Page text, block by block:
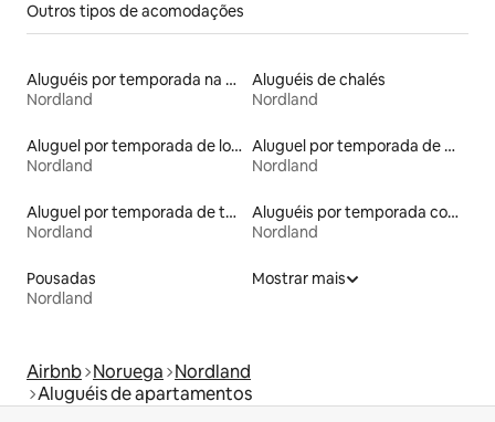
Outros tipos de acomodações
Aluguéis por temporada na orla
Nordland
Aluguéis de chalés
Nordland
Aluguel por temporada de lofts
Nordland
Aluguel por temporada de microcasas
Nordland
Aluguel por temporada de townhouses
Nordland
Aluguéis por temporada com sauna
Nordland
Pousadas
Nordland
Mostrar mais
Airbnb Noruega Nordland
Aluguéis de apartamentos